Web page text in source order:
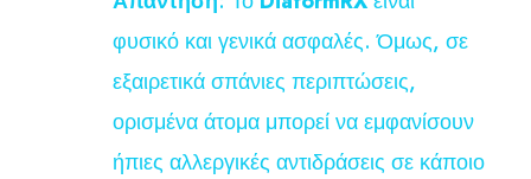
φυσικό και γενικά ασφαλές. Όμως, σε
εξαιρετικά σπάνιες περιπτώσεις,
ορισμένα άτομα μπορεί να εμφανίσουν
ήπιες αλλεργικές αντιδράσεις σε κάποιο